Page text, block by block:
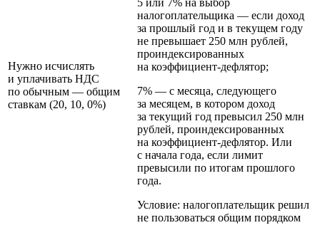
Нужно исчислять
и уплачивать НДС
по обычным — общим
ставкам (20, 10, 0%)
5 или 7% на выбор
налогоплательщика — если доход
за прошлый год и в текущем году
не превышает 250 млн рублей,
проиндексированных
на коэффициент‑дефлятор;
7% — с месяца, следующего
за месяцем, в котором доход
за текущий год превысил 250 млн
рублей, проиндексированных
на коэффициент‑дефлятор. Или
с начала года, если лимит
превысили по итогам прошлого
года.
Условие: налогоплательщик решил
не пользоваться общим порядком